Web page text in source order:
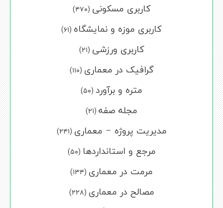
کاربری مسکونی (۴۷۰)
کاربری موزه و نمایشگاه (۶۱)
کاربری ورزشی (۲۱)
گرافیک در معماری (۱۱۰)
متره و برآورد (۵۰)
مجله صفه (۲۱)
مدیریت پروژه – معماری (۲۴۱)
مرجع و استانداردها (۵۰)
مرمت در معماری (۱۳۴)
مصالح در معماری (۲۲۸)